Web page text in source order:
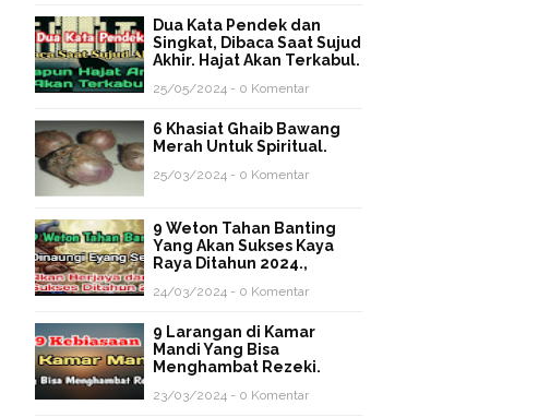
Dua Kata Pendek dan
Singkat, Dibaca Saat Sujud
Akhir. Hajat Akan Terkabul.
25/05/2024 - 0 Komentar
6 Khasiat Ghaib Bawang
Merah Untuk Spiritual.
25/03/2024 - 0 Komentar
9 Weton Tahan Banting
Yang Akan Sukses Kaya
Raya Ditahun 2024.,
24/03/2024 - 0 Komentar
9 Larangan di Kamar
Mandi Yang Bisa
Menghambat Rezeki.
23/03/2024 - 0 Komentar